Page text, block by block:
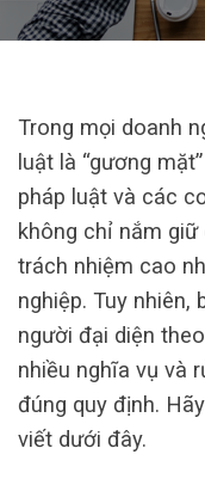
Trong mọi doanh
luật là “gương
pháp luật và các
không chỉ nắm giữ
trách nhiệm cao
nghiệp. Tuy nhiên,
người đại diện
nhiều nghĩa vụ và
đúng quy định.
viết dưới đây.